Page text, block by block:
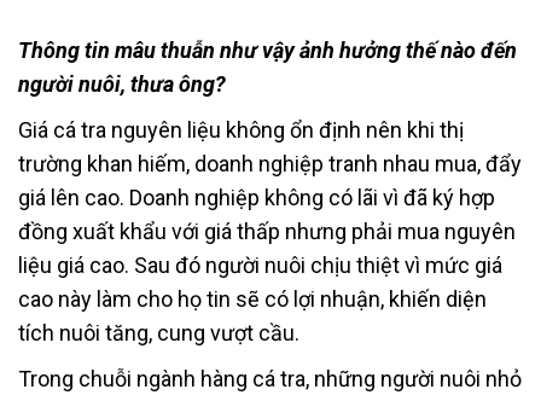
Thông tin mâu thuẫn như vậy ảnh hưởng thế nào đến
người nuôi, thưa ông?
Giá cá tra nguyên liệu không ổn định nên khi thị
trường khan hiếm, doanh nghiệp tranh nhau mua, đẩy
giá lên cao. Doanh nghiệp không có lãi vì đã ký hợp
đồng xuất khẩu với giá thấp nhưng phải mua nguyên
liệu giá cao. Sau đó người nuôi chịu thiệt vì mức giá
cao này làm cho họ tin sẽ có lợi nhuận, khiến diện
tích nuôi tăng, cung vượt cầu.
Trong chuỗi ngành hàng cá tra, những người nuôi nhỏ